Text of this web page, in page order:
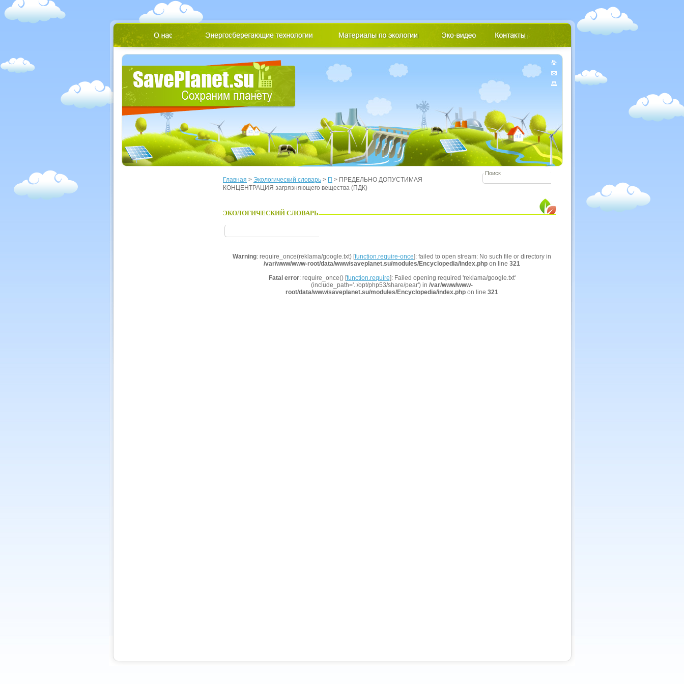
Главная > Экологический словарь > П > ПРЕДЕЛЬНО ДОПУСТИМАЯ
КОНЦЕНТРАЦИЯ загрязняющего вещества (ПДК)
ЭКОЛОГИЧЕСКИЙ СЛОВАРЬ
Warning: require_once(reklama/google.txt) [function.require-once]: failed to open stream: No such file or directory in
/var/www/www-root/data/www/saveplanet.su/modules/Encyclopedia/index.php on line 321
Fatal error: require_once() [function.require]: Failed opening required 'reklama/google.txt'
(include_path='.:/opt/php53/share/pear') in /var/www/www-
root/data/www/saveplanet.su/modules/Encyclopedia/index.php on line 321